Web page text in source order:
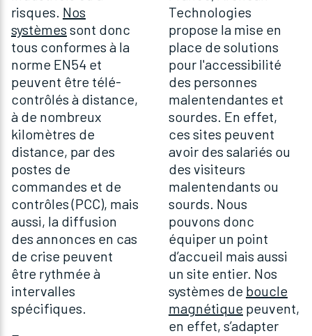
risques. Nos
systèmes sont donc
tous conformes à la
norme EN54 et
peuvent être télé-
contrôlés à distance,
à de nombreux
kilomètres de
distance, par des
postes de
commandes et de
contrôles (PCC), mais
aussi, la diffusion
des annonces en cas
de crise peuvent
être rythmée à
intervalles
spécifiques.
Technologies
propose la mise en
place de solutions
pour l'accessibilité
des personnes
malentendantes et
sourdes. En effet,
ces sites peuvent
avoir des salariés ou
des visiteurs
malentendants ou
sourds. Nous
pouvons donc
équiper un point
d’accueil mais aussi
un site entier. Nos
systèmes de boucle
magnétique peuvent,
en effet, s’adapter